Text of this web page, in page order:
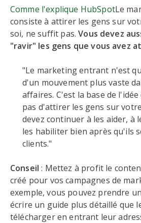
Comme l'explique HubSpotLe
consiste à attirer les gens sur
soi, ne suffit pas.Vous devez
"ravir" les gens que vous avez
"Le marketing entrant n'est
d'un mouvement plus vaste
affaires. C'est la base de
pas d'attirer les gens sur
devez continuer à les aider, à
les habiliter bien après qu'ils
clients."
Conseil : Mettez à profit le
créé pour vos campagnes de
exemple, vous pouvez prendre
écrire un guide plus détaillé que
télécharger en entrant leur